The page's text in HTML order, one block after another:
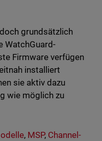
grundsätzlich
WatchGuard-
Firmware verfügen
installiert
sie aktiv dazu
wie möglich zu
, MSP, Channel-